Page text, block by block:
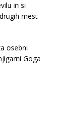
in si
mest
osebni
Goga